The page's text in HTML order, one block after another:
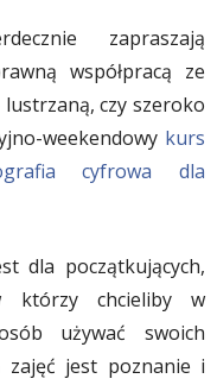
zapraszają
współpracą ze
czy szeroko
weekendowy kurs
cyfrowa dla
dla początkujących,
którzy chcieliby w
używać swoich
zajęć jest poznanie i